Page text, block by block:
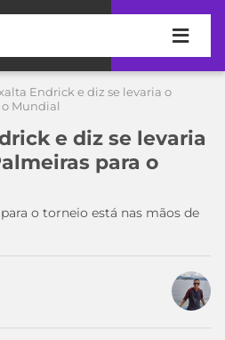
Endrick e diz se levaria o
Mundial
e diz se levaria
para o
o torneio está nas mãos de